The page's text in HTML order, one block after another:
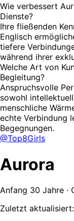
Wie verbessert
Dienste?
Ihre fließenden
Englisch
tiefere
während ihrer
Welche Art von
Begleitung?
Anspruchsvolle
sowohl
menschliche
echte Verbindung
Begegnungen.
@Top8Girls
Aurora
Anfang 30 Jahre ·
Zuletzt